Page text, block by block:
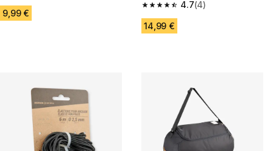
9,99 €
FRESH
4.7
4.7 od 5 zvezdic from 4 ocene
(4)
14,99 €